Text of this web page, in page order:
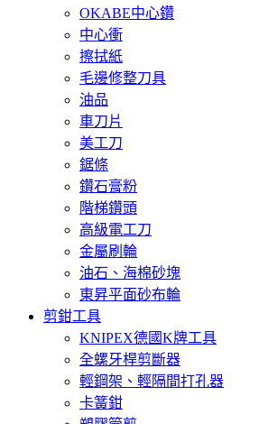
OKABE中心鑽
中心衝
擦拭紙
毛邊修整刀具
油品
車刀片
美工刀
鋸條
鑽石膏粉
階梯鑽頭
高級電工刀
金屬刷輪
油石、海棉砂塊
東昇平面砂布輪
剪鉗工具
KNIPEX德國K牌工具
全螺牙桿剪斷器
輕鋼架、輕隔間打孔器
卡簧鉗